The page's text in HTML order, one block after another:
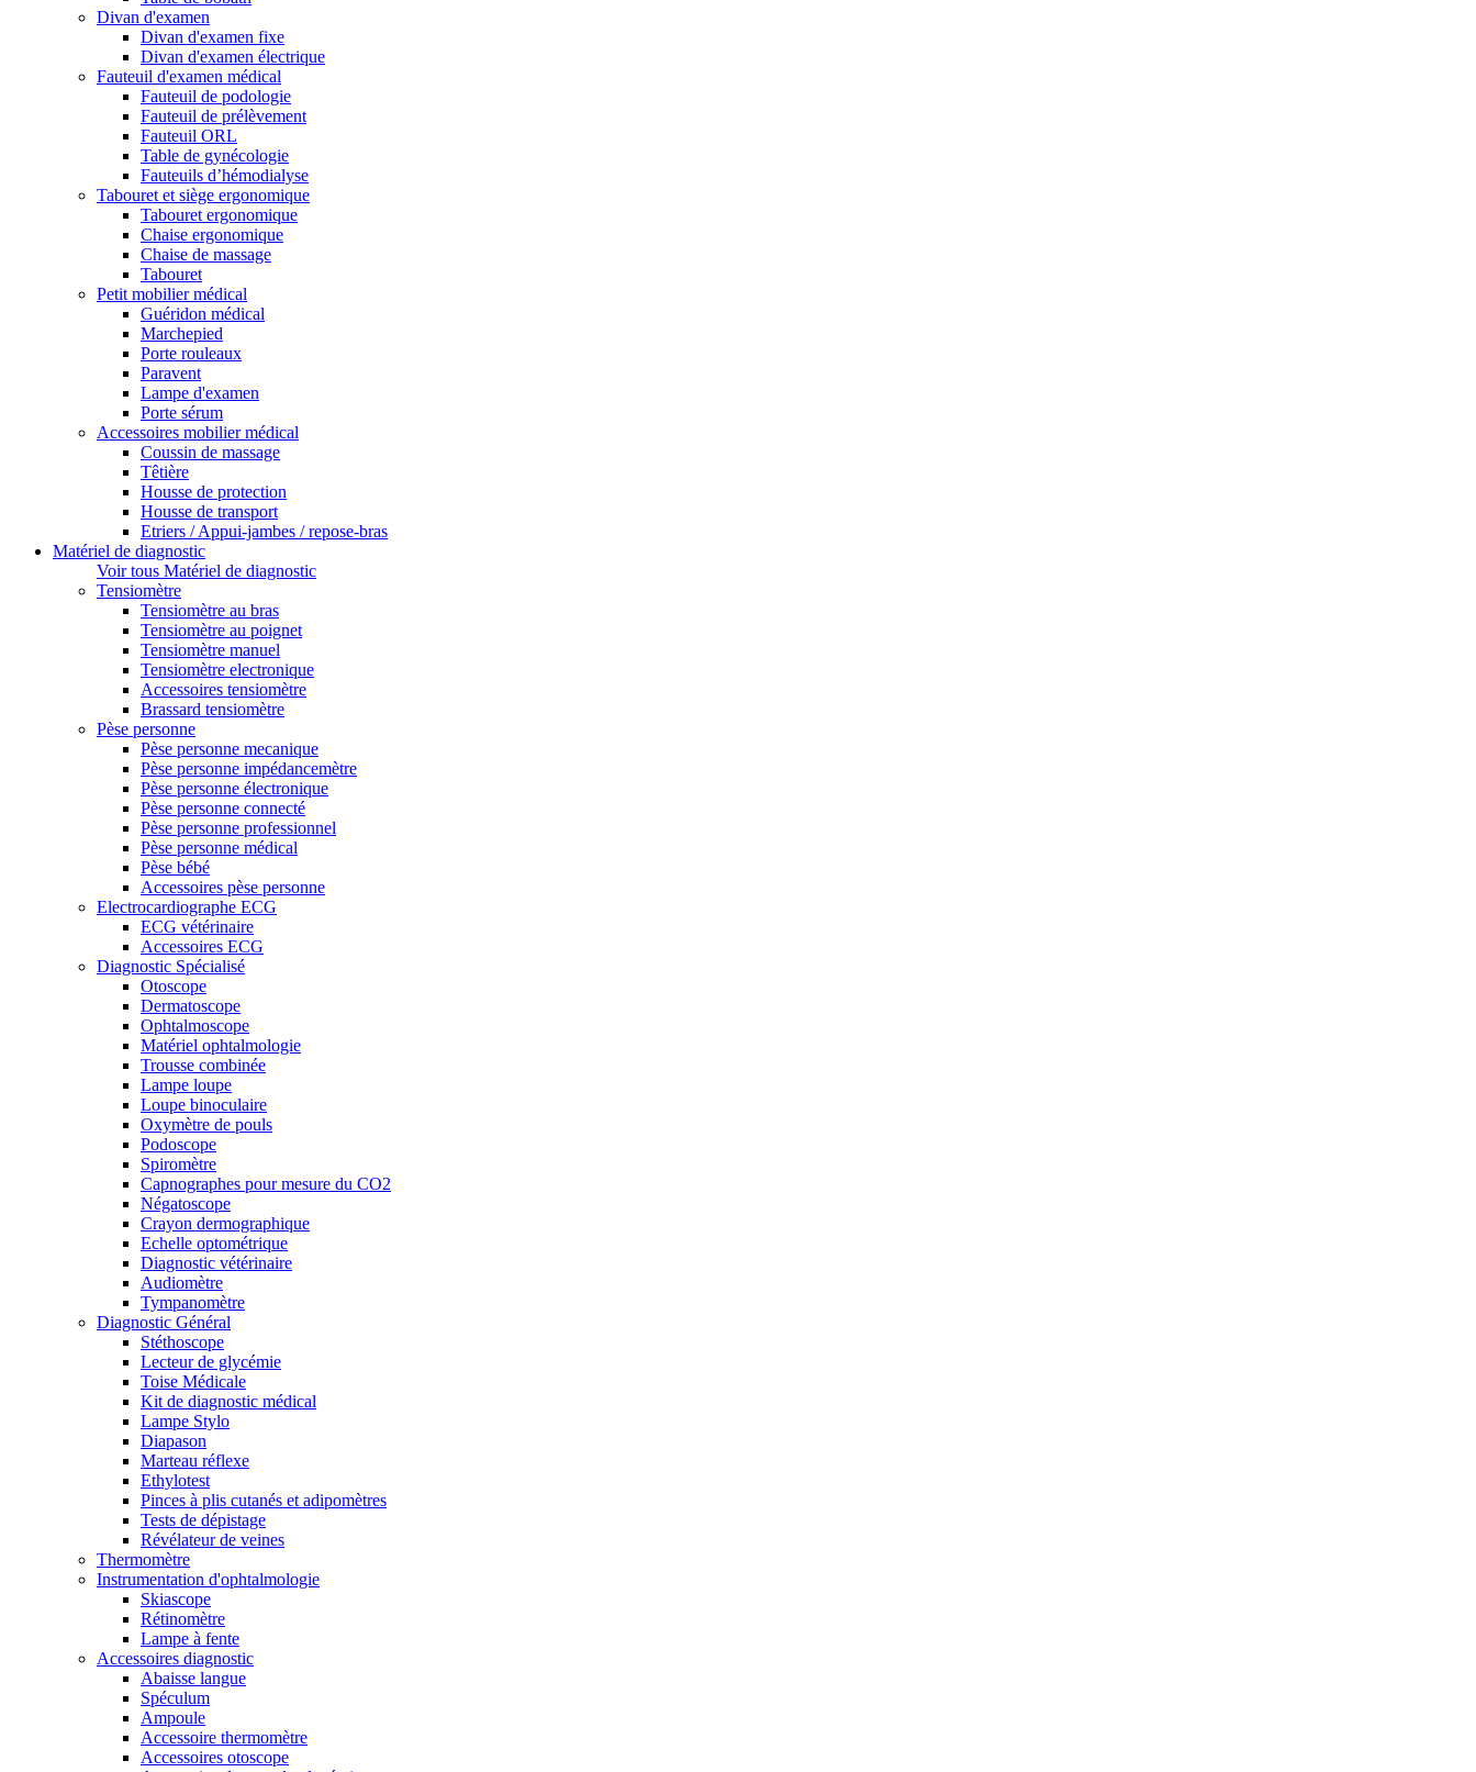
Divan d'examen
Divan d'examen fixe
Divan d'examen électrique
Fauteuil d'examen médical
Fauteuil de podologie
Fauteuil de prélèvement
Fauteuil ORL
Table de gynécologie
Fauteuils d’hémodialyse
Tabouret et siège ergonomique
Tabouret ergonomique
Chaise ergonomique
Chaise de massage
Tabouret
Petit mobilier médical
Guéridon médical
Marchepied
Porte rouleaux
Paravent
Lampe d'examen
Porte sérum
Accessoires mobilier médical
Coussin de massage
Têtière
Housse de protection
Housse de transport
Etriers / Appui-jambes / repose-bras
Matériel de diagnostic
Voir tous Matériel de diagnostic
Tensiomètre
Tensiomètre au bras
Tensiomètre au poignet
Tensiomètre manuel
Tensiomètre electronique
Accessoires tensiomètre
Brassard tensiomètre
Pèse personne
Pèse personne mecanique
Pèse personne impédancemètre
Pèse personne électronique
Pèse personne connecté
Pèse personne professionnel
Pèse personne médical
Pèse bébé
Accessoires pèse personne
Electrocardiographe ECG
ECG vétérinaire
Accessoires ECG
Diagnostic Spécialisé
Otoscope
Dermatoscope
Ophtalmoscope
Matériel ophtalmologie
Trousse combinée
Lampe loupe
Loupe binoculaire
Oxymètre de pouls
Podoscope
Spiromètre
Capnographes pour mesure du CO2
Négatoscope
Crayon dermographique
Echelle optométrique
Diagnostic vétérinaire
Audiomètre
Tympanomètre
Diagnostic Général
Stéthoscope
Lecteur de glycémie
Toise Médicale
Kit de diagnostic médical
Lampe Stylo
Diapason
Marteau réflexe
Ethylotest
Pinces à plis cutanés et adipomètres
Tests de dépistage
Révélateur de veines
Thermomètre
Instrumentation d'ophtalmologie
Skiascope
Rétinomètre
Lampe à fente
Accessoires diagnostic
Abaisse langue
Spéculum
Ampoule
Accessoire thermomètre
Accessoires otoscope